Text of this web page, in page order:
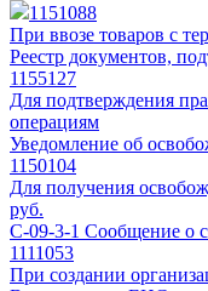
1151088
При ввозе товаров с
Реестр документов,
1155127
Для подтверждения
операциям
Уведомление об
1150104
Для получения
руб.
С-09-3-1 Сообщение о
1111053
При создании